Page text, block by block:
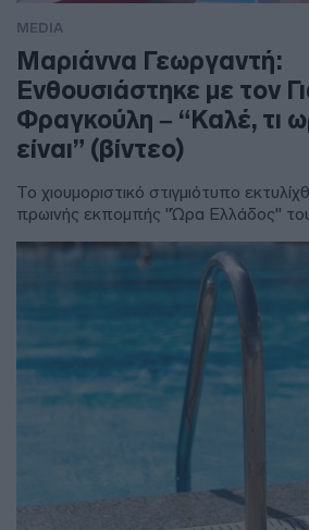
MEDIA
Μαριάννα Γεωργαντή:
Ενθουσιάστηκε με τον
Φραγκούλη – “Καλέ, τι
είναι” (βίντεο)
Το χιουμοριστικό στιγμιότυπο
πρωινής εκπομπής "Ώρα Ελλάδος"